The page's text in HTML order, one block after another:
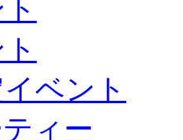
ベント
ィー